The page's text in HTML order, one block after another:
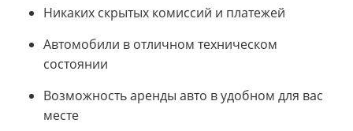
Никаких скрытых комиссий и платежей
Автомобили в отличном техническом
состоянии
Возможность аренды авто в удобном для вас
месте